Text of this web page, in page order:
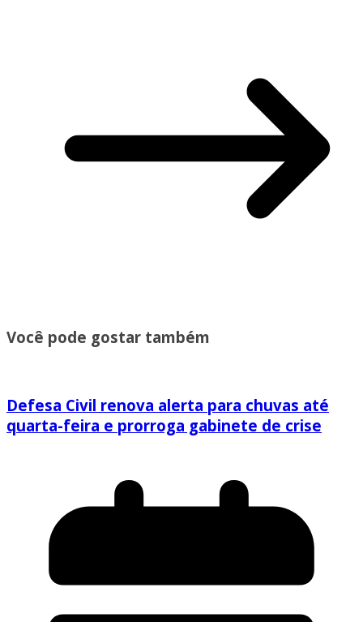
Você pode gostar também
Defesa Civil renova alerta para chuvas até
quarta-feira e prorroga gabinete de crise